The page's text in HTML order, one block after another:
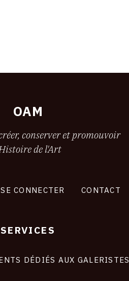
OAM
conserver et promouvoir
de l'Art
SE CONNECTER CONTACT
SERVICES
DÉDIÉS AUX GALERISTES